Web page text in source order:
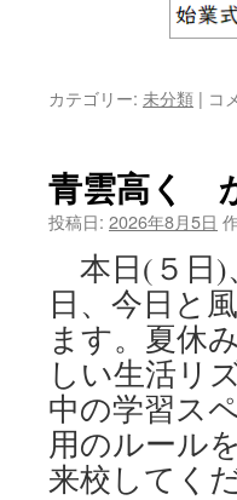
カテゴリー: 未分類 | 青
く
か
げ
な
き
習
ス
ペ
ー
ス
開
放
最
コ
青雲高く
投稿日: 2026年8月5日
本日(５日)
日、今日と
ます。夏休
しい生活リ
中の学習ス
用のルール
来校してく